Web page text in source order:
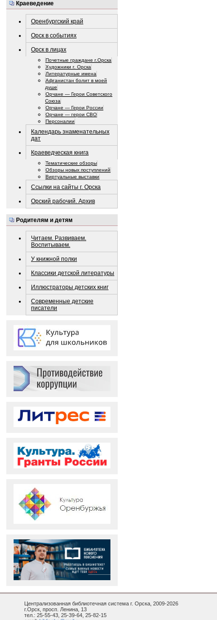
Краеведение
Оренбургский край
Орск в событиях
Орск в лицах
Почетные граждане г.Орска
Художники г. Орска
Литературные имена
Афганистан болит в моей
душе
Орчане — Герои Советского
Союза
Орчане — Герои России
Орчане — герои СВО
Персоналии
Календарь знаменательных
дат
Краеведческая книга
Тематические обзоры
Обзоры новых поступлений
Виртуальные выставки
Ссылки на сайты г. Орска
Орский рабочий. Архив
Родителям и детям
Читаем. Развиваем.
Воспитываем.
У книжной полки
Классики детской литературы
Иллюстраторы детских книг
Современные детские
писатели
Централизованная библиотечная система г. Орска, 2009-2026
г.Орск, просп. Ленина, 13
тел.: 25-55-43, 25-39-64, 25-82-15